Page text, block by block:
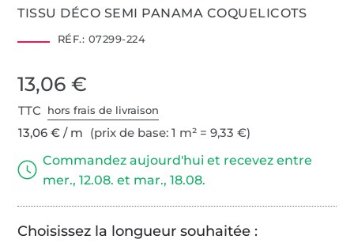
TISSU DÉCO SEMI PANAMA COQUELICOTS
RÉF.: 07299-224
13,06 €
TTC hors frais de livraison
13,06 € / m (prix de base: 1 m² = 9,33 €)
Commandez aujourd'hui et recevez entre
mer., 12.08. et mar., 18.08.
Choisissez la longueur souhaitée :